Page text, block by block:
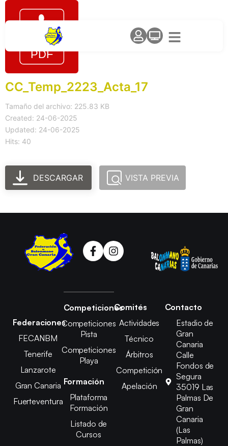
CC_Temp_2223_Acta_17
Tamaño del archivo: 225.83 KB
Created: 24-06-2025
Updated: 24-06-2025
Hits: 40
DESCARGAR VISTA PREVIA
Federaciones
FECANBM
Tenerife
Lanzarote
Gran Canaria
Fuerteventura
Competiciones
Competiciones
Pista
Competiciones
Playa
Formación
Plataforma
Formación
Listado de
Cursos
Comités
Actividades
Técnico
Árbitros
Competición
Apelación
Contacto
Estadio de
Gran
Canaria
Calle
Fondos de
Segura
35019 Las
Palmas De
Gran
Canaria
(Las
Palmas)